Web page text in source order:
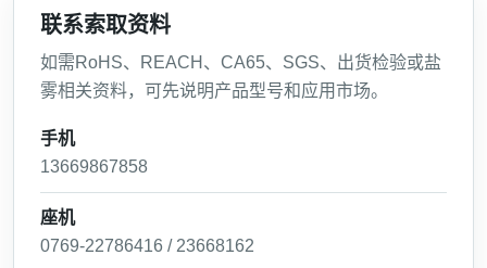
联系索取资料
如需RoHS、REACH、CA65、SGS、出货检验或盐
雾相关资料，可先说明产品型号和应用市场。
手机
13669867858
座机
0769-22786416 / 23668162